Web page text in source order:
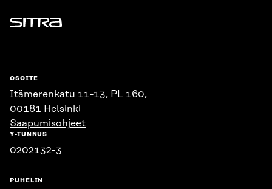
Sitra
OSOITE
Itämerenkatu 11-13, PL 160,
00181 Helsinki
Saapumisohjeet
Y-TUNNUS
0202132-3
PUHELIN